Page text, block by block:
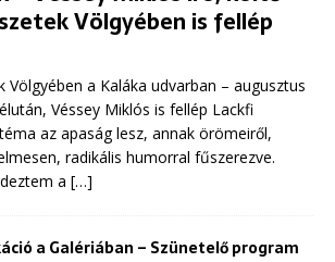
Völgyében is fellép
Völgyében a Kaláka udvarban – augusztus
Véssey Miklós is fellép Lackfi
az apaság lesz, annak örömeiről,
radikális humorral fűszerezve.
a […]
a Galériában – Szünetelő program